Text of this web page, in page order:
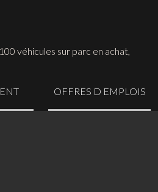
véhicules sur parc en achat,
OFFRES D EMPLOIS